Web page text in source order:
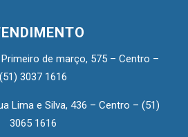
Primeiro de março, 575 – Centro –
(51) 3037 1616
Lima e Silva, 436 – Centro – (51)
3065 1616